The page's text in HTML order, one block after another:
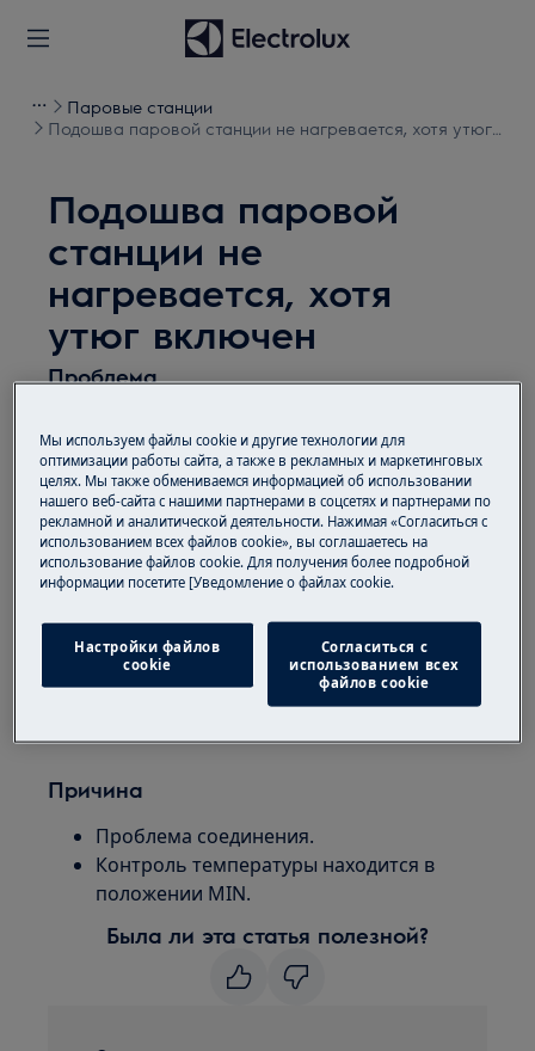
Паровые станции
Подошва паровой станции не нагревается, хотя утюг
Подошва паровой
станции не
нагревается, хотя
утюг включен
Проблема
нагревается, хотя утюг включен
Применяется к
Паровая станция
Решение
Проверьте кабель питания, вилку и
розетку.
Причина
Проблема соединения.
Контроль температуры находится в
положении MIN.
Была ли эта статья полезной?
Мы используем файлы cookie и другие технологии для
оптимизации работы сайта, а также в рекламных и маркетинговых
целях. Мы также обмениваемся информацией об использовании
нашего веб-сайта с нашими партнерами в соцсетях и партнерами по
рекламной и аналитической деятельности. Нажимая «Согласиться с
использованием всех файлов cookie», вы соглашаетесь на
использование файлов cookie. Для получения более подробной
информации посетите [Уведомление о файлах cookie.
Настройки файлов
cookie
Согласиться с
использованием всех
файлов cookie